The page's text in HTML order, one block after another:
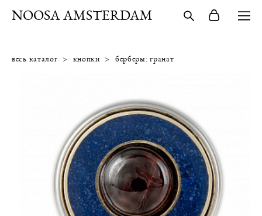
NOOSA AMSTERDAM
весь каталог > кнопки > берберы: гранат